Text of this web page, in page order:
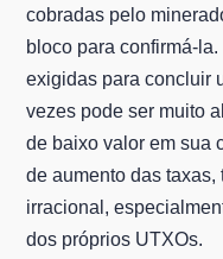
cobradas pelo
bloco para confirmá-
exigidas para concluir
vezes pode ser muito
de baixo valor em sua
de aumento das
irracional,
dos próprios UTXOs.